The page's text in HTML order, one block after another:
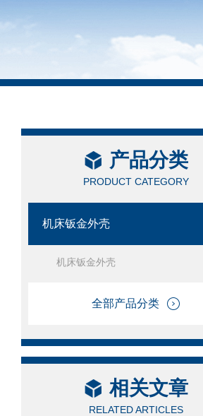
产品分类
PRODUCT CATEGORY
机床钣金外壳
机床钣金外壳
全部产品分类
相关文章
RELATED ARTICLES